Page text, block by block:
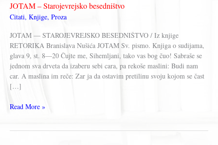
JOTAM – Starojevrejsko besedništvo
Citati, Knjige, Proza
JOTAM — STAROJEVREJSKO BESEDNIŠTVO / Iz knjige
RETORIKA Branislava Nušića JOTAM Sv. pismo. Knjiga o sudijama,
glava 9, st. 8—20 Čujte me, Sihemljani, tako vas bog čuo! Sabraše se
jednom sva drveta da izaberu sebi cara, pa rekoše maslini: Budi nam
car. A maslina im reče: Zar ja da ostavim pretilinu svoju kojom se čast
[…]
JOTAM
Read More »